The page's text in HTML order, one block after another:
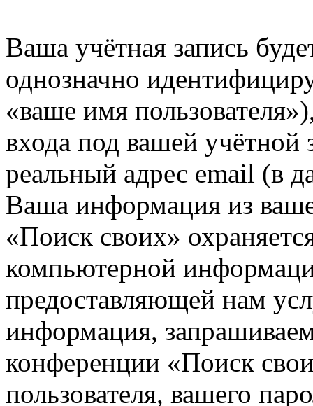
Ваша учётная запись
однозначно
«ваше имя
входа под вашей учётной
реальный адрес email (в
Ваша информация из
«Поиск своих»
компьютерной
предоставляющей нам
информация,
конференции «Поиск
пользователя, вашего